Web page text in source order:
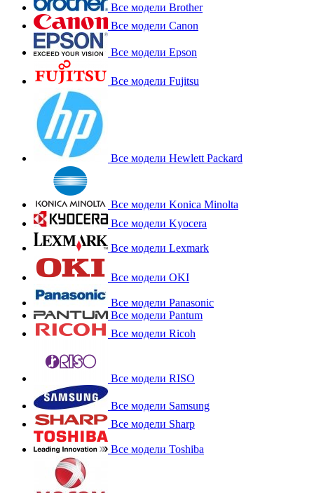
Все модели Brother
Все модели Canon
Все модели Epson
Все модели Fujitsu
Все модели Hewlett Packard
Все модели Konica Minolta
Все модели Kyocera
Все модели Lexmark
Все модели OKI
Все модели Panasonic
Все модели Pantum
Все модели Ricoh
Все модели RISO
Все модели Samsung
Все модели Sharp
Все модели Toshiba